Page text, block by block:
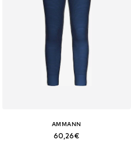
AMMANN
60,26€